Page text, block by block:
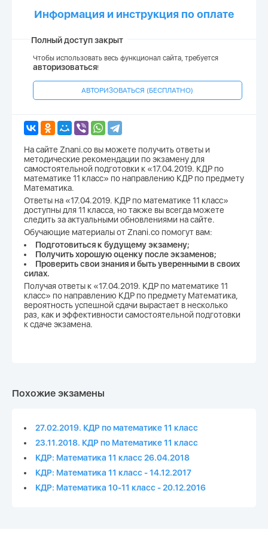
Информация и инструкция по оплате
Полный доступ закрыт
Чтобы использовать весь функционал сайта, требуется
авторизоваться!
АВТОРИЗОВАТЬСЯ (БЕСПЛАТНО)
На сайте Znani.co вы можете получить ответы и
методические рекомендации по экзамену для
самостоятельной подготовки к «17.04.2019. КДР по
математике 11 класс» по направлению КДР по предмету
Математика.
Ответы на «17.04.2019. КДР по математике 11 класс»
доступны для 11 класса, но также вы всегда можете
следить за актуальными обновлениями на сайте.
Обучающие материалы от Znani.co помогут вам:
Подготовиться к будущему экзамену;
Получить хорошую оценку после экзаменов;
Проверить свои знания и быть уверенными в своих
силах.
Получая ответы к «17.04.2019. КДР по математике 11
класс» по направлению КДР по предмету Математика,
вероятность успешной сдачи вырастает в несколько
раз, как и эффективности самостоятельной подготовки
к сдаче экзамена.
Похожие экзамены
27.02.2019. КДР по математике 11 класс
23.11.2018. КДР по Математике 11 класс
КДР: Математика 11 класс 26.04.2018
КДР: Математика 11 класс - 14.12.2017
КДР: Математика 10-11 класс - 20.12.2016